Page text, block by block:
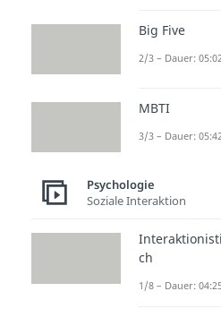
danach
Advokaten
jedoch nicht
Sie möchten die
besseren Ort
sozialen Ader
brauchen sie
sich.
Big Five
2/3 – Dauer: 05:02
MBTI
3/3 – Dauer:
Psychologie
Soziale Interaktion
ch
1/8 – Dauer: